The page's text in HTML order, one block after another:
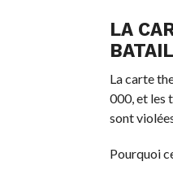
LA
La carte
000, et les
sont
Pourquoi